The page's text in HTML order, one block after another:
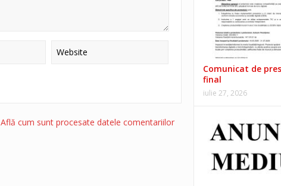
Află cum sunt procesate datele comentariilor
Comunicat de
final
iulie 27, 2026